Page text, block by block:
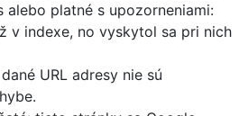
alebo platné s upozorneniami:
v indexe, no vyskytol sa pri nich
URL adresy nie sú